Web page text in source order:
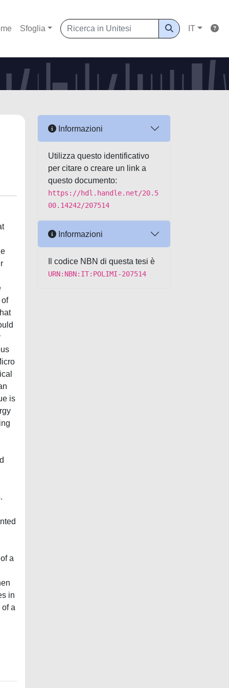
Sfoglia IT
of
is
a
in
a
Informazioni
Utilizza questo identificativo
per citare o creare un link a
questo documento:
https://hdl.handle.net/20.5
00.14242/207514
Informazioni
Il codice NBN di questa tesi è
URN:NBN:IT:POLIMI-207514